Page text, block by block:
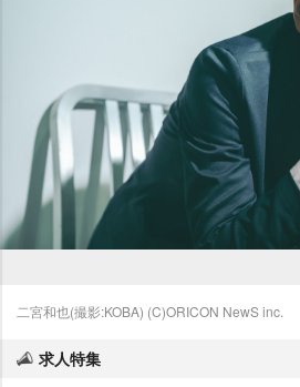
二宮和也(撮影:KOBA) (C)ORICON NewS inc.
求人特集